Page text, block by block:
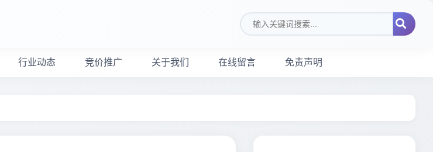
搜索关键词
行业动态 竞价推广 关于我们 在线留言 免责声明